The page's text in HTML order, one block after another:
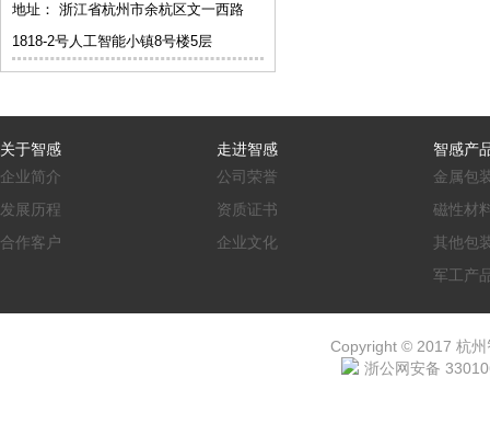
地址： 浙江省杭州市余杭区文一西路
1818-2号人工智能小镇8号楼5层
关于智感
企业简介
发展历程
合作客户
走进智感
公司荣誉
资质证书
企业文化
智感产
金属包
磁性材
其他包
军工产
Copyright © 2017 杭
浙公网安备